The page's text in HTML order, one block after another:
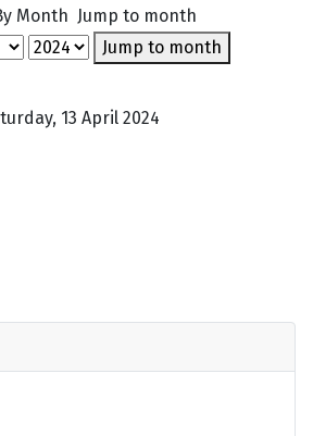
Month Jump to month
Jump to month
13 April 2024